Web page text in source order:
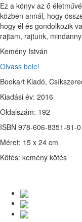
Ez a könyv az ő
közben annál, hogy
hogy él és gondolkozik
rajtam, rajtunk,
Kemény István
Olvass bele!
Bookart Kiadó,
Kiadási év: 2016
Oldalszám: 192
ISBN 978-606-8351-81-0
Méret: 15 x 24 cm
Kötés: kemény kötés